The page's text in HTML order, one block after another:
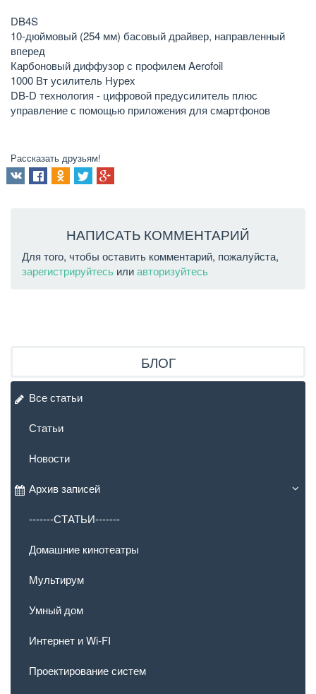
DB4S
10-дюймовый (254 мм) басовый драйвер, направленный
вперед
Карбоновый диффузор с профилем Aerofoil
1000 Вт усилитель Hypex
DB-D технология - цифровой предусилитель плюс
управление с помощью приложения для смартфонов
Рассказать друзьям!
НАПИСАТЬ КОММЕНТАРИЙ
Для того, чтобы оставить комментарий, пожалуйста,
зарегистрируйтесь илиавторизуйтесь
БЛОГ
Все статьи
Статьи
Новости
Архив записей
-------СТАТЬИ-------
Домашние кинотеатры
Мультирум
Умный дом
Интернет и Wi-FI
Проектирование систем